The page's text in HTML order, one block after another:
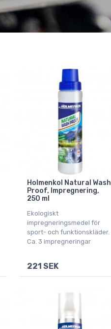
Holmenkol Natural Wash
Proof, Impregnering,
250 ml
Ekologiskt
impregneringsmedel för
sport- och funktionskläder.
Ca. 3 impregneringar
221 SEK